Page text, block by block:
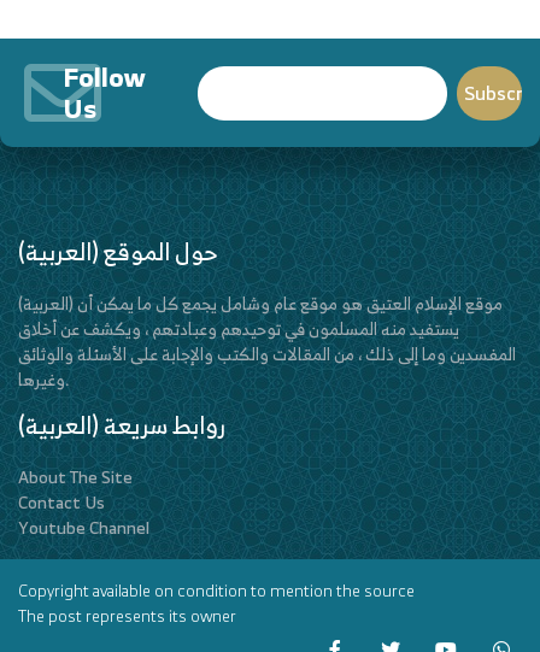
Follow
Us
(العربية) حول الموقع
(العربية) موقع الإسلام العتيق هو موقع عام وشامل يجمع كل ما يمكن أن
يستفيد منه المسلمون في توحيدهم وعبادتهم ، ويكشف عن أخلاق
المفسدين وما إلى ذلك ، من المقالات والكتب والإجابة على الأسئلة والوثائق
وغيرها.
(العربية) روابط سريعة
About The Site
Contact Us
Youtube Channel
Copyright available on condition to mention the source
The post represents its owner